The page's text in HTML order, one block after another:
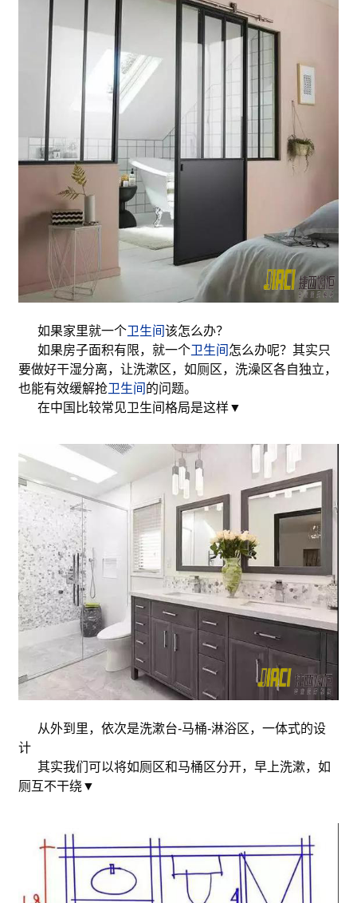
如果家里就一个卫生间该怎么办？
如果房子面积有限，就一个卫生间 怎么办呢？其实只
要做好干湿分离，让洗漱区，如厕区，洗澡区各自独立，
也能有效缓解抢卫生间 的问题。
在中国比较常见卫生间格局是这样▼
从外到里，依次是洗漱台-马桶-淋浴区，一体式的设
计
其实我们可以将如厕区和马桶区分开，早上洗漱，如
厕互不干绕▼